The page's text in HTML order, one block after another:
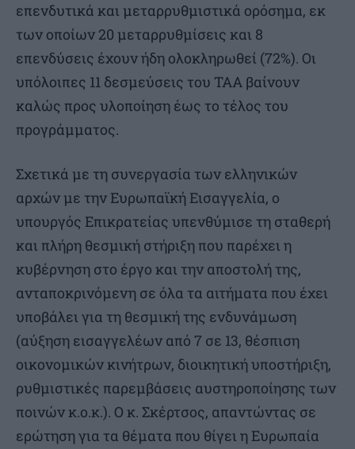
επενδυτικά και μεταρρυθμιστικά ορόσημα, εκ
των οποίων 20 μεταρρυθμίσεις και 8
επενδύσεις έχουν ήδη ολοκληρωθεί (72%). Οι
υπόλοιπες 11 δεσμεύσεις του ΤΑΑ βαίνουν
καλώς προς υλοποίηση έως το τέλος του
προγράμματος.
Σχετικά με τη συνεργασία των ελληνικών
αρχών με την Ευρωπαϊκή Εισαγγελία, ο
υπουργός Επικρατείας υπενθύμισε τη σταθερή
και πλήρη θεσμική στήριξη που παρέχει η
κυβέρνηση στο έργο και την αποστολή της,
ανταποκρινόμενη σε όλα τα αιτήματα που έχει
υποβάλει για τη θεσμική της ενδυνάμωση
(αύξηση εισαγγελέων από 7 σε 13, θέσπιση
οικονομικών κινήτρων, διοικητική υποστήριξη,
ρυθμιστικές παρεμβάσεις αυστηροποίησης των
ποινών κ.ο.κ.). Ο κ. Σκέρτσος, απαντώντας σε
ερώτηση για τα θέματα που θίγει η Ευρωπαία